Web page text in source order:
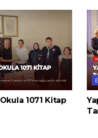
1071 Kitap